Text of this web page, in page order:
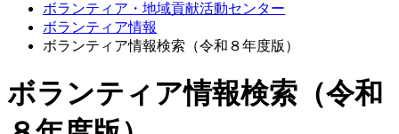
ボランティア・地域貢献活動センター
ボランティア情報
ボランティア情報検索（令和８年度版）
ボランティア情報検索（令和